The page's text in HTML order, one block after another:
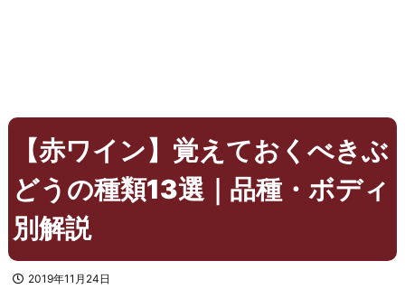
【赤ワイン】覚えておくべきぶ
どうの種類13選｜品種・ボディ
別解説
2019年11月24日